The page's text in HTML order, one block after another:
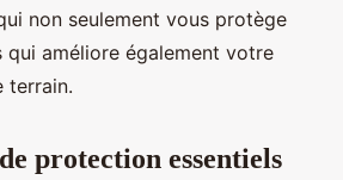
non seulement vous protège
qui améliore également votre
terrain.
protection essentiels